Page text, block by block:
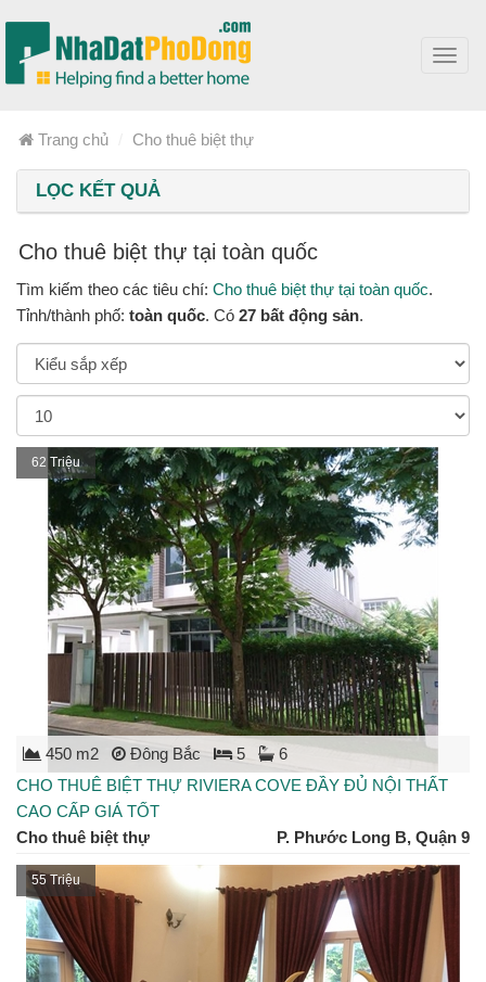
Trang chủ Cho thuê biệt thự
LỌC KẾT QUẢ
Cho thuê biệt thự tại toàn quốc
Tìm kiếm theo các tiêu chí: Cho thuê biệt thự tại toàn quốc.
Tỉnh/thành phố: toàn quốc. Có 27 bất động sản.
450 m2 Đông Bắc 5 6
62 Triệu
CHO THUÊ BIỆT THỰ RIVIERA COVE ĐẦY ĐỦ NỘI THẤT
CAO CẤP GIÁ TỐT
Cho thuê biệt thự
P. Phước Long B, Quận 9
55 Triệu